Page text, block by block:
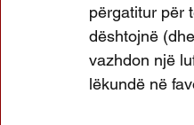
përgatitur për
dështojnë
vazhdon një
lëkundë në